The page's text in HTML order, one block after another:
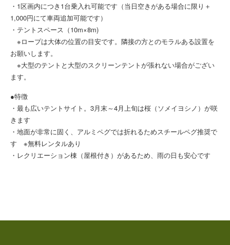
・1区画内につき1台乗入れ可能です（当日空きがある場合に限り＋
1,000円にて車両追加可能です）
・テントスペース（10m×8m)
※ロープは大体の位置の目安です。隣接の方とのモラルある設置を
お願いします。
※大型のテントと大型のスクリーンテントが張れない場合がござい
ます。
●特徴
・最も広いテントサイト。3月末～4月上旬は桜（ソメイヨシノ）が咲
きます
・地面が非常に固く、アルミペグでは折れるためスチールペグ推奨で
す ※無料レンタルあり
・レクリエーション棟（屋根付き）があるため、雨の日も安心です